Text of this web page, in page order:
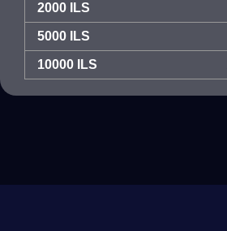
2000 ILS
5000 ILS
10000 ILS